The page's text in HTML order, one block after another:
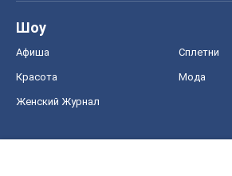
Шоу
Афиша Сплетни
Красота Мода
Женский Журнал